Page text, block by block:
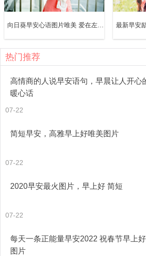
向日葵早安心语图片唯美 爱在左，情在右，走在生命的两旁，随时撒种，随时开花，将这一径长途，点缀得香花弥漫，使穿枝拂叶的行人，踏着荆棘，不觉得痛苦，有泪可落，却不是悲凉
热门推荐
高情商的人说早安语句，早晨让人开心
暖心话
07-22
简短早安，高雅早上好唯美图片
07-22
2020早安最火图片，早上好 简短
07-22
每天一条正能量早安2022 祝春节早上好
图片